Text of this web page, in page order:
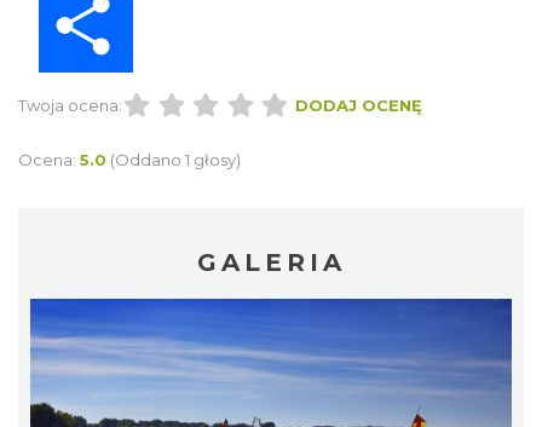
Twoja ocena: DODAJ OCENĘ
Ocena: 5.0 (Oddano 1 głosy)
GALERIA